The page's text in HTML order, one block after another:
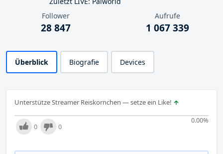
Follower
28 847
Aufrufe
1 067 339
Überblick Biografie Devices
Unterstütze Streamer Reiskornchen — setze ein Like!
0.00%
0 0